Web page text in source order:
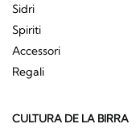
Sidri
Spiriti
Accessori
Regali
CULTURA DE LA BIRRA